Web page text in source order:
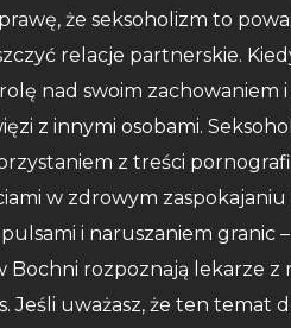
że seksoholizm to
relacje partnerskie.
nad swoim zachowaniem i
z innymi osobami.
z treści
w zdrowym
i naruszaniem granic
Bochni rozpoznają lekarze z
Jeśli uważasz, że ten temat